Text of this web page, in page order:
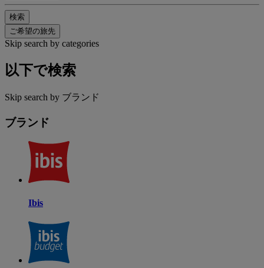
検索
ご希望の旅先
Skip search by categories
以下で検索
Skip search by ブランド
ブランド
Ibis